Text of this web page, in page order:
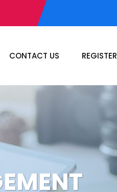
CONTACT US REGISTER